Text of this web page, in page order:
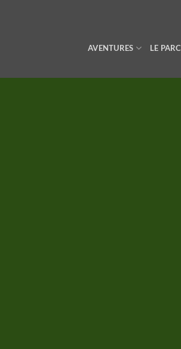
AVENTURES LE PARC